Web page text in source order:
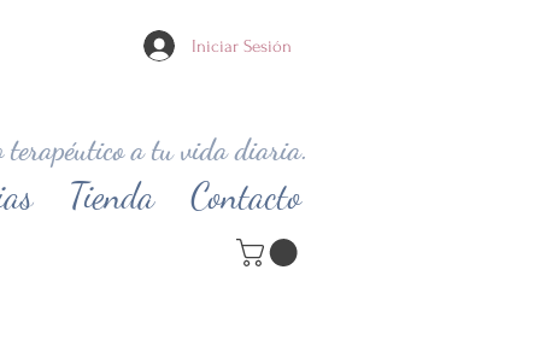
Iniciar Sesión
terapéutico a tu vida diaria.
Tienda Contacto